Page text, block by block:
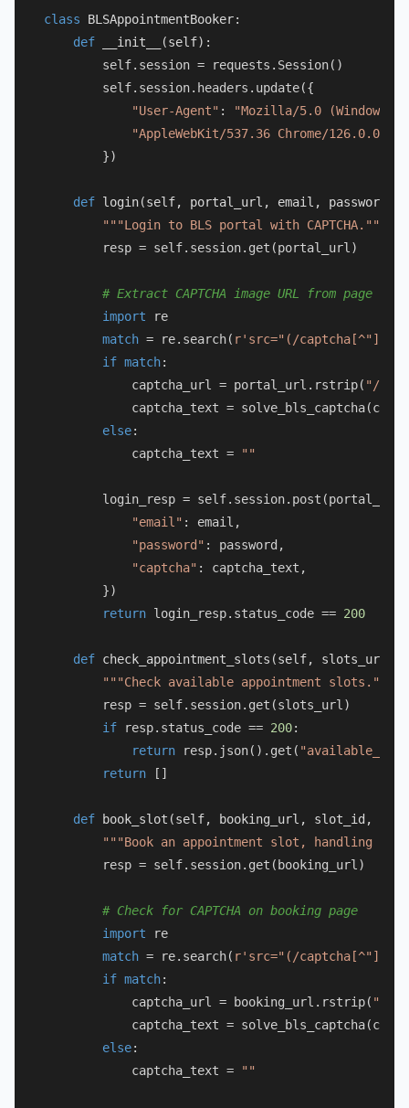
class BLSAppointmentBooker:
def
__init__ (self):
        self.session = requests.Session()
        self.session.headers.update({
"User-Agent" :
"Mozilla/5.0 (Windows
"AppleWebKit/537.36 Chrome/126.0.0.0
        })
def login(self, portal_url, email, password
"""Login to BLS portal with CAPTCHA."""
        resp = self.session.get(portal_url)
# Extract CAPTCHA image URL from page
import re
match = re.search( r'src="(/captcha[^"]+)"'
if match:
            captcha_url = portal_url.rstrip(
"/"
captcha_text =
else:
            captcha_text =
""
login_resp =
"email" : email,
"password" : password,
"captcha" : captcha_text,
        })
return login_resp.status_code == 200
def check_appointment_slots (self, slots_url
"""Check available appointment slots."""
        resp = self.session.get(slots_url)
if resp.status_code == 200:
return resp.json().get(
return []
def book_slot (self, booking_url, slot_id,
"""Book an appointment slot, handling any
        resp = self.session.get(booking_url)
# Check for CAPTCHA on booking page
import re
match = re.search( r'src="(/captcha[^"]+)"'
if match:
            captcha_url = booking_url.rstrip(
"/"
captcha_text =
else:
            captcha_text =
""